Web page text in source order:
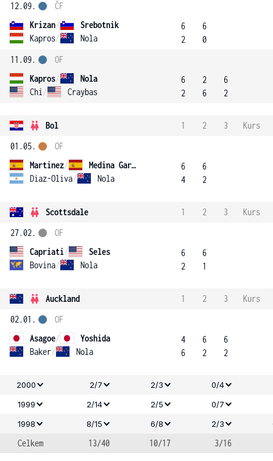
12.09.
Krizan/
Srebotnik
Kapros/ Nola
ČF
6
2
6
0
11.09.
Kapros/
Nola
Chi / Craybas
OF
6
2
2
6
6
2
Bol 1 2 3
Kurs
01.05.
Martinez/
Medina Garrigues
Diaz-Oliva/ Nola
OF
6
4
6
2
Scottsdale 1 2 3
Kurs
27.02.
Capriati/
Seles
Bovina/ Nola
OF
6
2
6
1
Auckland 1 2 3
Kurs
02.01.
Asagoe/
Yoshida
Baker/ Nola
OF
4
6
6
2
6
2
2000 2/7 2/3
0/4
1999
2/14 2/5
0/7
1998
8/15 6/8 2/3
Celkem 13/40 10/17 3/16